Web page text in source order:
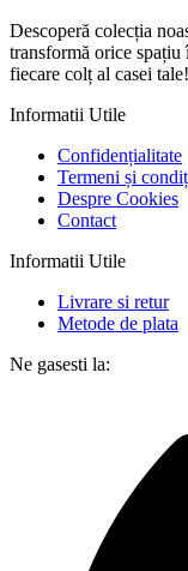
Descoperă colecția
transformă orice
fiecare colț al casei tale!
Informatii Utile
Confidențialitate
Termeni și
Despre Cookies
Contact
Informatii Utile
Livrare si retur
Metode de plata
Ne gasesti la: